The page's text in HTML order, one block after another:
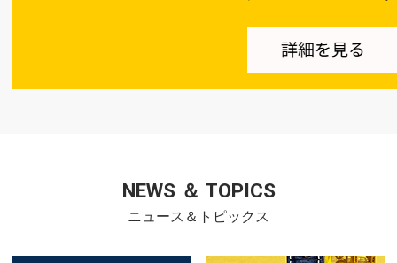
NEWS ＆ TOPICS
ニュース＆トピックス